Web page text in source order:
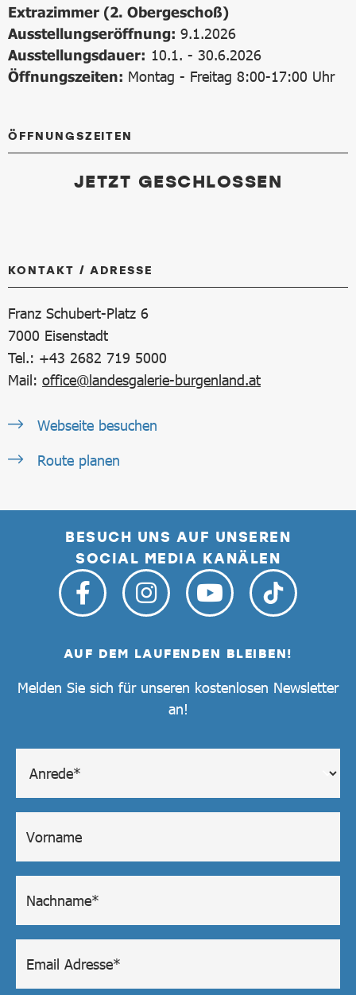
Extrazimmer (2. Obergeschoß)
Ausstellungseröffnung: 9.1.2026
Ausstellungsdauer: 10.1. - 30.6.2026
Öffnungszeiten: Montag - Freitag 8:00-17:00 Uhr
ÖFFNUNGSZEITEN
JETZT GESCHLOSSEN
KONTAKT / ADRESSE
Franz Schubert-Platz 6
7000 Eisenstadt
Tel.: +43 2682 719 5000
Mail: office@landesgalerie-burgenland.at
Webseite besuchen
Route planen
BESUCH UNS AUF UNSEREN
SOCIAL MEDIA KANÄLEN
AUF DEM LAUFENDEN BLEIBEN!
Melden Sie sich für unseren kostenlosen Newsletter
an!